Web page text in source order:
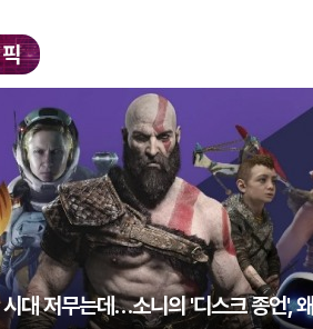
대 저무는데…소니의 '디스크 종언', 왜